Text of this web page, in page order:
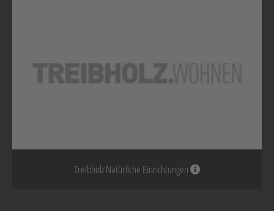
Treibholz Natürliche Einrichtungen